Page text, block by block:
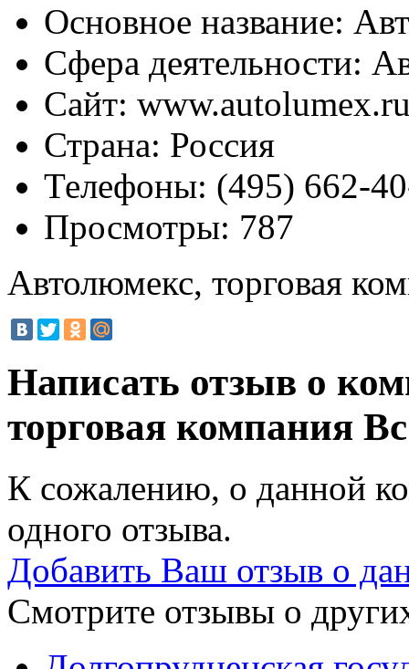
Основное название:
Сфера деятельности:
Сайт:
Страна: Россия
Телефоны: (495) 662-
Просмотры: 787
Автолюмекс, торговая
Написать отзыв о
торговая компания
К сожалению, о данной
одного отзыва.
Добавить Ваш отзыв о
Смотрите отзывы о